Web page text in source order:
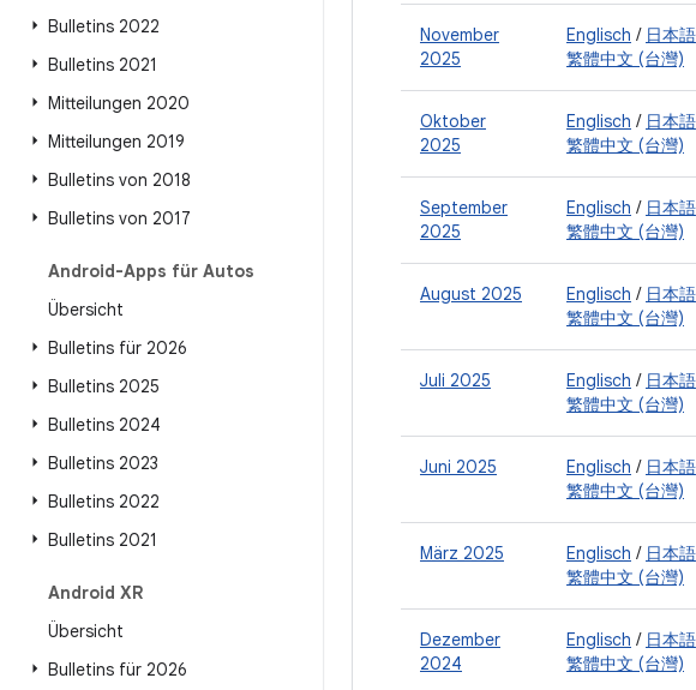
Bulletins 2022
Bulletins 2021
Mitteilungen 2020
Mitteilungen 2019
Bulletins von 2018
Bulletins von 2017
Android-Apps für Autos
Übersicht
Bulletins für 2026
Bulletins 2025
Bulletins 2024
Bulletins 2023
Bulletins 2022
Bulletins 2021
Android XR
Übersicht
Bulletins für 2026
November
2025
Englisch / 日本語
繁體中文 (台灣)
Oktober
2025
Englisch / 日本語
繁體中文 (台灣)
September
2025
Englisch / 日本語
繁體中文 (台灣)
August 2025 Englisch / 日本語
繁體中文 (台灣)
Juli 2025 Englisch / 日本語
繁體中文 (台灣)
Juni 2025 Englisch / 日本語
繁體中文 (台灣)
März 2025 Englisch / 日本語
繁體中文 (台灣)
Dezember
2024
Englisch / 日本語
繁體中文 (台灣)